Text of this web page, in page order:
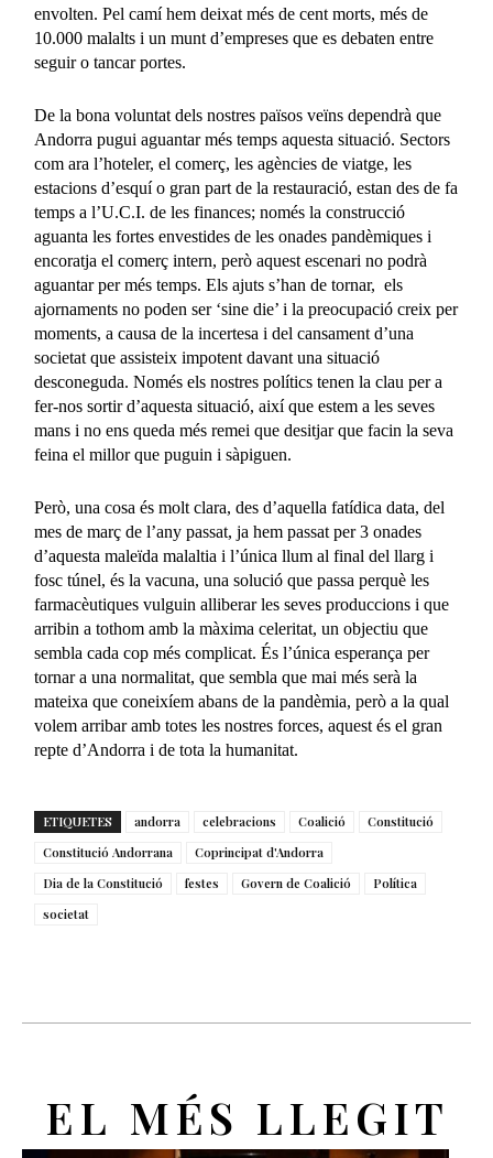
envolten. Pel camí hem deixat més de cent morts, més de
10.000 malalts i un munt d’empreses que es debaten entre
seguir o tancar portes.
De la bona voluntat dels nostres països veïns dependrà que
Andorra pugui aguantar més temps aquesta situació. Sectors
com ara l’hoteler, el comerç, les agències de viatge, les
estacions d’esquí o gran part de la restauració, estan des de fa
temps a l’U.C.I. de les finances; només la construcció
aguanta les fortes envestides de les onades pandèmiques i
encoratja el comerç intern, però aquest escenari no podrà
aguantar per més temps. Els ajuts s’han de tornar, els
ajornaments no poden ser ‘sine die’ i la preocupació creix per
moments, a causa de la incertesa i del cansament d’una
societat que assisteix impotent davant una situació
desconeguda. Només els nostres polítics tenen la clau per a
fer-nos sortir d’aquesta situació, així que estem a les seves
mans i no ens queda més remei que desitjar que facin la seva
feina el millor que puguin i sàpiguen.
Però, una cosa és molt clara, des d’aquella fatídica data, del
mes de març de l’any passat, ja hem passat per 3 onades
d’aquesta maleïda malaltia i l’única llum al final del llarg i
fosc túnel, és la vacuna, una solució que passa perquè les
farmacèutiques vulguin alliberar les seves produccions i que
arribin a tothom amb la màxima celeritat, un objectiu que
sembla cada cop més complicat. És l’única esperança per
tornar a una normalitat, que sembla que mai més serà la
mateixa que coneixíem abans de la pandèmia, però a la qual
volem arribar amb totes les nostres forces, aquest és el gran
repte d’Andorra i de tota la humanitat.
ETIQUETES andorra celebracions Coalició
Constitució
Constitució Andorrana
Coprincipat d'Andorra
Dia de la Constitució
festes Govern de Coalició
Política
societat
EL MÉS LLEGIT